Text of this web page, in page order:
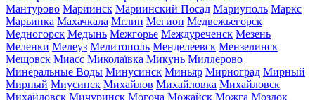
Мантурово Мариинск Мариинский Посад Мариуполь Маркс
Марьинка Махачкала Мглин Мегион Медвежьегорск
Медногорск Медынь Межгорье Междуреченск Мезень
Меленки Мелеуз Мелитополь Менделеевск Мензелинск
Мещовск Миасс Миколаївка Микунь Миллерово
Минеральные Воды Минусинск Миньяр Мирноград Мирный
Мирный Миусинск Михайлов Михайловка Михайловск
Михайловск Мичуринск Могоча Можайск Можга Моздок